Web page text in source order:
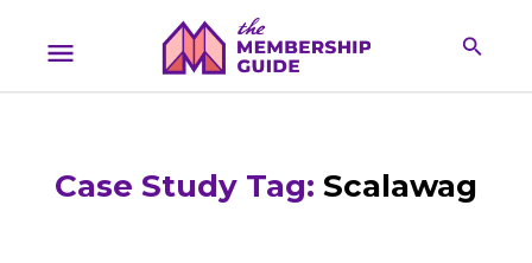
Case Study Tag: Scalawag